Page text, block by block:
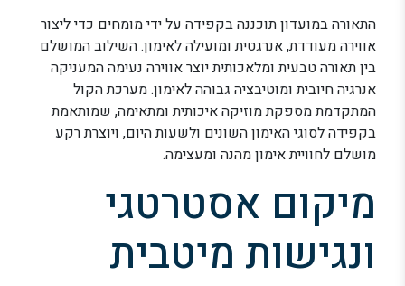
התאורה במועדון תוכננה בקפידה על ידי מומחים כדי ליצור
אווירה מעודדת, אנרגטית ומועילה לאימון. השילוב המושלם
בין תאורה טבעית ומלאכותית יוצר אווירה נעימה המעניקה
אנרגיה חיובית ומוטיבציה גבוהה לאימון. מערכת הקול
המתקדמת מספקת מוזיקה איכותית ומתאימה, שמותאמת
בקפידה לסוגי האימון השונים ולשעות היום, ויוצרת רקע
מושלם לחוויית אימון מהנה ומעצימה.
מיקום אסטרטגי
ונגישות מיטבית